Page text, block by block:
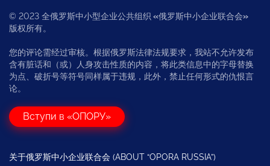
© 2023 全俄罗斯中小型企业公共组织 «俄罗斯中小企业联合会»
版权所有。
您的评论需经过审核。根据俄罗斯法律法规要求，我站不允许发布
含有脏话和（或）人身攻击性质的内容，将此类信息中的字母替换
为点、破折号等符号同样属于违规，此外，禁止任何形式的仇恨言
论。
Вступи в «ОПОРУ»
关于俄罗斯中小企业联合会 (ABOUT “OPORA RUSSIA”)